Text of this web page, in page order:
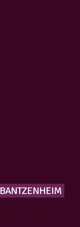
BANTZENHEIM